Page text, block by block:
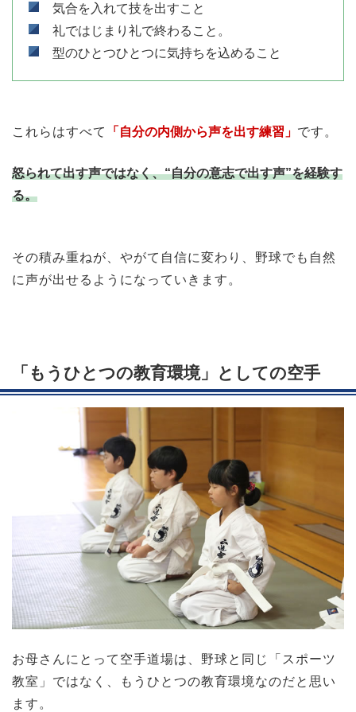
気合を入れて技を出すこと
礼ではじまり礼で終わること。
型のひとつひとつに気持ちを込めること
これらはすべて 「自分の内側から声を出す練習」 です。
怒られて出す声ではなく、“自分の意志で出す声”を経験す
る。
その積み重ねが、やがて自信に変わり、野球でも自然
に声が出せるようになっていきます。
「もうひとつの教育環境」としての空手
お母さんにとって空手道場は、野球と同じ「スポーツ
教室」ではなく、もうひとつの教育環境なのだと思い
ます。